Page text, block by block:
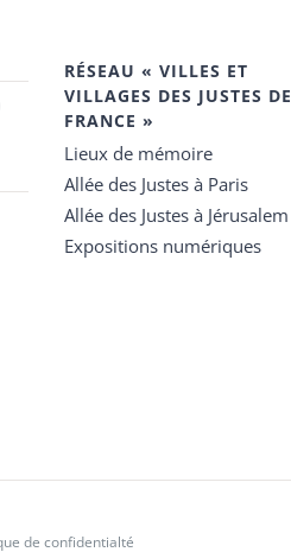
RÉSEAU « VILLES ET
VILLAGES DES JUSTES DE
FRANCE »
Lieux de mémoire
Allée des Justes à Paris
Allée des Justes à Jérusalem
Expositions numériques
de confidentialté